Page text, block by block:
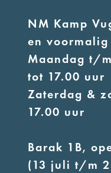
NM Kamp
en
Maandag t/
tot 17.00 uur
Zaterdag &
17.00 uur
Barak 1B,
(13 juli t/m